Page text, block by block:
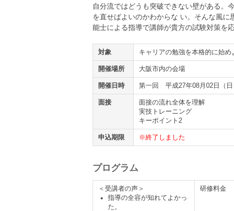
自分流ではどうも突破できない壁がある。
を直せばよいのかわからな い。そんな風
能士による指導で講師が貴方の試験対策を応
対象 キャリアの勉強を本格的に始
開催場所 大阪市内の会場
開催日時 第一回 平成27年08月02日（
面接
面接の流れ全体を理解
実技トレーニング
キーポイント2
申込期限 ※終了しました
プログラム
＜受講者の声＞
指導の全容が知れてよかっ
た。
研修料金